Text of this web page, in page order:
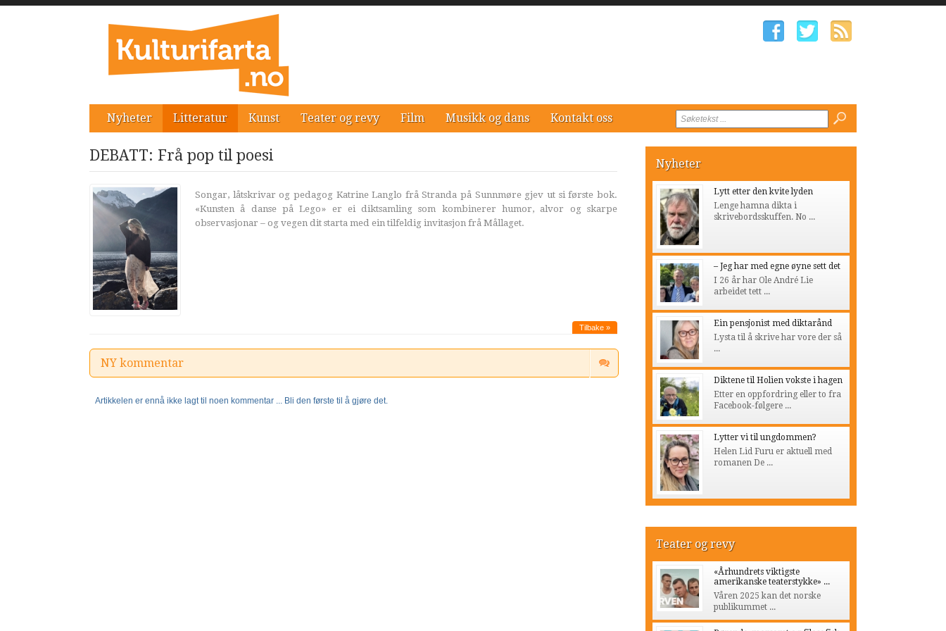
Nyheter Litteratur Kunst Teater og revy Film Musikk og dans Kontakt oss
DEBATT: Frå pop til poesi
Songar, låtskrivar og pedagog Katrine Langlo frå Stranda på Sunnmøre gjev ut si første bok.
«Kunsten å danse på Lego» er ei diktsamling som kombinerer humor, alvor og skarpe
observasjonar – og vegen dit starta med ein tilfeldig invitasjon frå Mållaget.
Tilbake »
NY kommentar
Artikkelen er ennå ikke lagt til noen kommentar ... Bli den første til å gjøre det.
Nyheter
Lytt etter den kvite lyden
Lenge hamna dikta i
skrivebordsskuffen. No ...
– Jeg har med egne øyne sett det
I 26 år har Ole André Lie
arbeidet tett ...
Ein pensjonist med diktarånd
Lysta til å skrive har vore der så
...
Diktene til Holien vokste i hagen
Etter en oppfordring eller to fra
Facebook-følgere ...
Lytter vi til ungdommen?
Helen Lid Furu er aktuell med
romanen De ...
Teater og revy
«Århundrets viktigste
amerikanske teaterstykke» ...
Våren 2025 kan det norske
publikummet ...